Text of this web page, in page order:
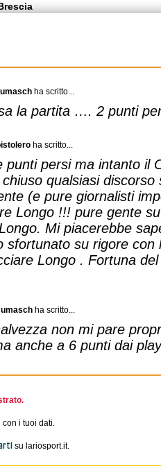
ha scritto...
la partita …. 2 punti
ha scritto...
punti persi ma intanto il
qualsiasi
(e pure giornalisti
Longo !!! pure gente
Mi piacerebbe
sfortunato su rigore con
Longo . Fortuna
ha scritto...
non mi pare
anche a 6 punti dai
con i tuoi dati.
su lariosport.it.